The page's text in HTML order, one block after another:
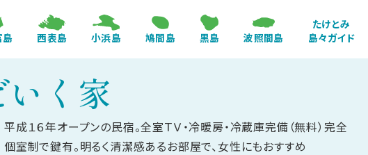
島 西表島 小浜島 鳩間島 黒島 波照間島
たけとみ
島々ガイド
く家
平成１６年オープンの民宿。全室ＴＶ・冷暖房・冷蔵庫完備（無料）完全
個室制で鍵有。明るく清潔感あるお部屋で、女性にもおすすめ